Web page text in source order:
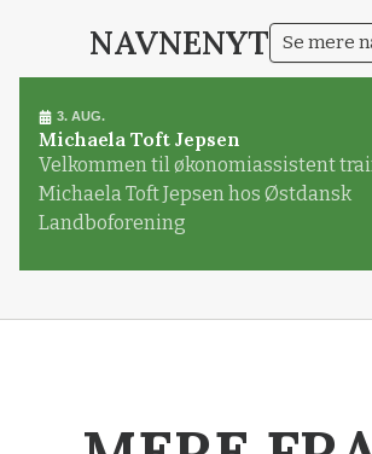
NAVNENYT Se mere
3. AUG.
Michaela Toft Jepsen
Velkommen til økonomiassistent
Michaela Toft Jepsen hos Østdansk
Landboforening